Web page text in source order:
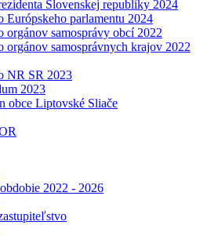
Slovenskej republiky 2024
Európskeho parlamentu 2024
orgánov samosprávy obcí 2022
orgánov samosprávnych krajov 2022
NR SR 2023
2023
obce Liptovské Sliače
2022 - 2026